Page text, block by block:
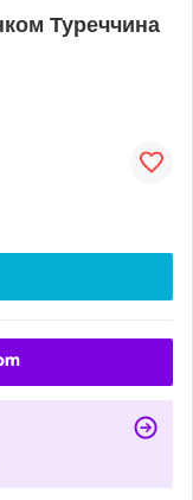
Туреччина